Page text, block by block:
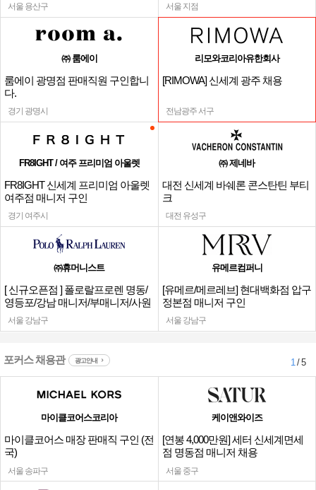
서울 용산구 서울 지점
㈜ 룸에이
룸에이 광명점 판매직원 구인합니
다.
경기 광명시
리모와코리아유한회사
[RIMOWA] 신세계 광주 채용
전남광주 서구
FR8IGHT / 여주 프리미엄 아울렛
FR8IGHT 신세계 프리미엄 아울렛
여주점 매니저 구인
경기 여주시
㈜ 제네바
대전 신세계 바쉐론 콘스탄틴 부티
크
대전 유성구
㈜휴머니스트
[ 신규오픈점 ] 폴로랄프로렌 명동/
영등포/강남 매니저/부매니저/사원
서울 강남구
유메르컴퍼니
[유메르/메르레브] 현대백화점 압구
정본점 매니저 구인
서울 강남구
포커스 채용관 광고안내 1/ 5
마이클코어스코리아
마이클코어스 매장 판매직 구인 (전
국)
서울 송파구
케이앤와이즈
[연봉 4,000만원] 세터 신세계면세
점 명동점 매니저 채용
서울 중구